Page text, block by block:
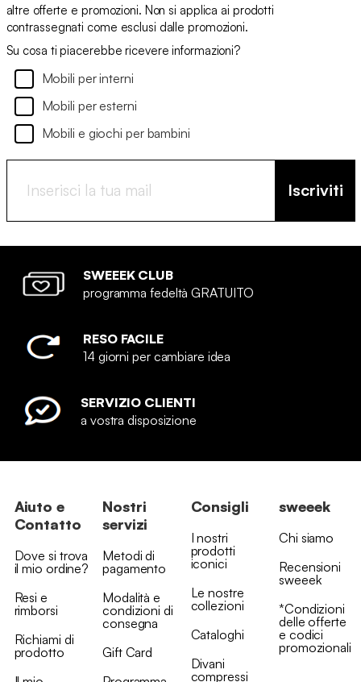
altre offerte e promozioni. Non si applica ai prodotti
contrassegnati come esclusi dalle promozioni.
Su cosa ti piacerebbe ricevere informazioni?
Mobili per interni
Mobili per esterni
Mobili e giochi per bambini
Iscriviti
SWEEEK CLUB
programma fedeltà GRATUITO
RESO FACILE
14 giorni per cambiare idea
SERVIZIO CLIENTI
a vostra disposizione
Aiuto e
Contatto
Dove si trova
il mio ordine?
Resi e
rimborsi
Richiami di
prodotto
Nostri
servizi
Metodi di
pagamento
Modalità e
condizioni di
consegna
Gift Card
Consigli
I nostri
prodotti
iconici
Le nostre
collezioni
Cataloghi
Divani
compressi
sweeek
Chi siamo
Recensioni
sweeek
*Condizioni
delle offerte
e codici
promozionali